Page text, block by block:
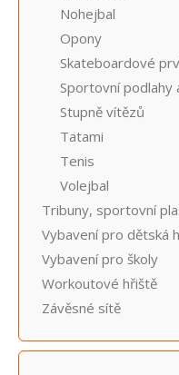
Nohejbal
Opony
Skateboardové
Sportovní podlahy
Stupně vítězů
Tatami
Tenis
Volejbal
Tribuny, sportovní
Vybavení pro dětská
Vybavení pro školy
Workoutové hřiště
Závěsné sítě